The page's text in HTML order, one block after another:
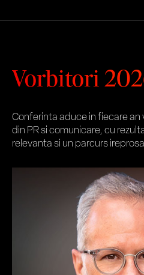
Vorbitori
Conferinta aduce in fiecare
din PR si comunicare, cu
relevanta si un parcurs